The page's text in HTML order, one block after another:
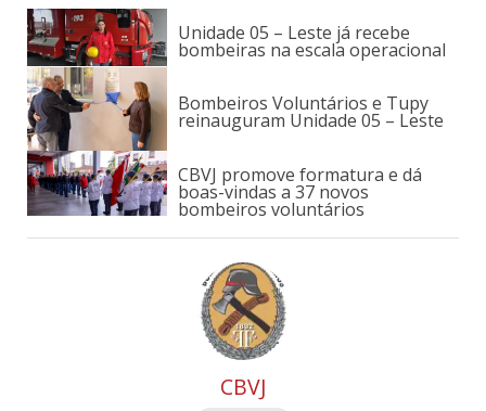
Unidade 05 – Leste já recebe
bombeiras na escala operacional
Bombeiros Voluntários e Tupy
reinauguram Unidade 05 – Leste
CBVJ promove formatura e dá
boas-vindas a 37 novos
bombeiros voluntários
CBVJ